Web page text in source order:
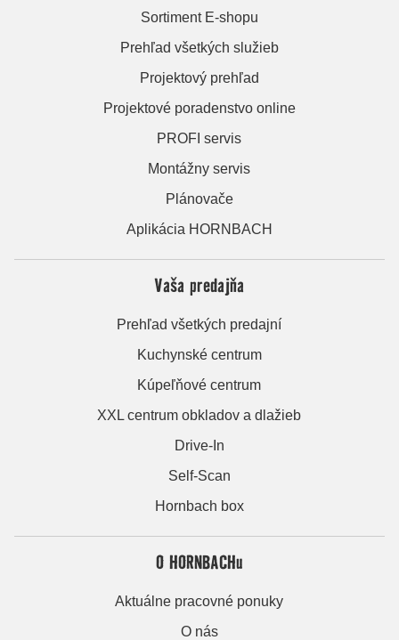
Sortiment E-shopu
Prehľad všetkých služieb
Projektový prehľad
Projektové poradenstvo online
PROFI servis
Montážny servis
Plánovače
Aplikácia HORNBACH
Vaša predajňa
Prehľad všetkých predajní
Kuchynské centrum
Kúpeľňové centrum
XXL centrum obkladov a dlažieb
Drive-In
Self-Scan
Hornbach box
O HORNBACHu
Aktuálne pracovné ponuky
O nás